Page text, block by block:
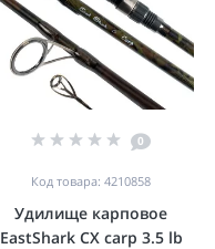
0
Код товара: 4210858
Удилище карповое
EastShark CX carp 3.5 lb